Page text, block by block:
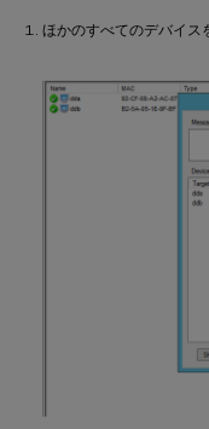
ほかのすべてのデバイス